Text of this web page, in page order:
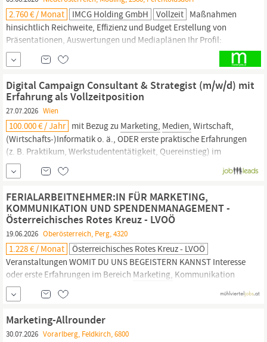
2.760 € / Monat IMCG Holding GmbH Vollzeit Maßnahmen
hinsichtlich Reichweite, Effizienz und Budget Erstellung von
Präsentationen, Auswertungen und Mediaplänen Ihr Profil:
Abgeschlossene Ausbildung im Bereich
Medien,
Kommunikation oder vergleichbare Qualifikation
oder Agenturumfeld
von Vorteil Verständnis fürMedienmärkte,Zielgruppen und...
Digital Campaign Consultant & Strategist (m/w/d) mit
Erfahrung als Vollzeitposition
27.07.2026 Wien
100.000 € / Jahr mit Bezug zu Marketing, Medien, Wirtschaft,
(Wirtschafts‑)Informatik o. ä., ODER erste praktische Erfahrungen
(z. B. Praktikum, Werkstudententätigkeit, Quereinstieg) im
Online‑
Marketing
HTML‑Kenntnisse Starkes Interesse an Tracking, Webanalyse und
Erste Berührungspunkte...
FERIALARBEITNEHMER:IN FÜR MARKETING,
KOMMUNIKATION UND SPENDENMANAGEMENT -
Österreichisches Rotes Kreuz - LVOÖ
19.06.2026 Oberösterreich, Perg, 4320
1.228 € / Monat
Österreichisches Rotes Kreuz - LVOÖ
Veranstaltungen WOMIT DU UNS BEGEISTERN KANNST Interesse
oder erste Erfahrungen im Bereich Marketing, Kommunikation
oder
Idealerweise laufende oder abgeschlossene
Ausbildung mit entsprechendem Schwerpunkt Kreativität,
und ein offenes, engagiertes Auftreten Sicherer...
Marketing-Allrounder
30.07.2026 Vorarlberg, Feldkirch, 6800